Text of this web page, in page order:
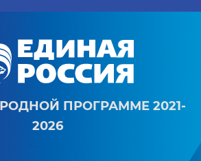
ПРОГРАММЕ 2021-
2026